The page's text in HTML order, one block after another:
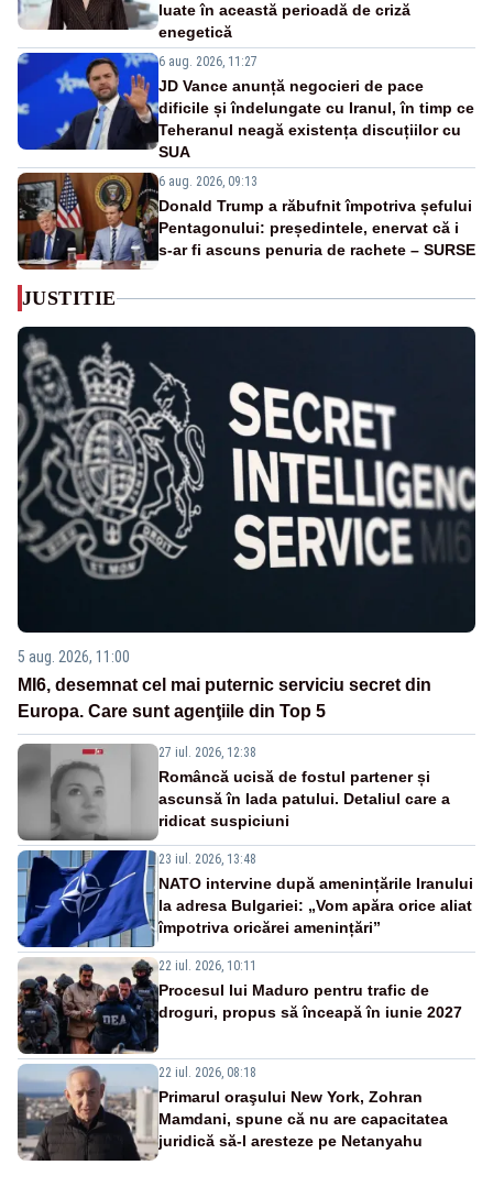
luate în această perioadă de criză
enegetică
6 aug. 2026, 11:27
JD Vance anunță negocieri de pace
dificile și îndelungate cu Iranul, în timp ce
Teheranul neagă existența discuțiilor cu
SUA
6 aug. 2026, 09:13
Donald Trump a răbufnit împotriva șefului
Pentagonului: președintele, enervat că i
s-ar fi ascuns penuria de rachete – SURSE
JUSTITIE
5 aug. 2026, 11:00
MI6, desemnat cel mai puternic serviciu secret din
Europa. Care sunt agenţiile din Top 5
27 iul. 2026, 12:38
Româncă ucisă de fostul partener și
ascunsă în lada patului. Detaliul care a
ridicat suspiciuni
23 iul. 2026, 13:48
NATO intervine după amenințările Iranului
la adresa Bulgariei: „Vom apăra orice aliat
împotriva oricărei amenințări”
22 iul. 2026, 10:11
Procesul lui Maduro pentru trafic de
droguri, propus să înceapă în iunie 2027
22 iul. 2026, 08:18
Primarul oraşului New York, Zohran
Mamdani, spune că nu are capacitatea
juridică să-l aresteze pe Netanyahu